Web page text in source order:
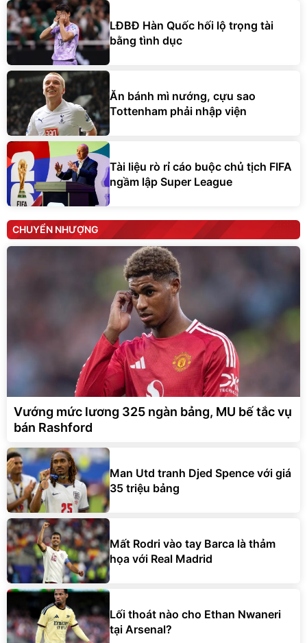
LĐBĐ Hàn Quốc hối lộ trọng tài
bằng tình dục
Ăn bánh mì nướng, cựu sao
Tottenham phải nhập viện
Tài liệu rò rỉ cáo buộc chủ tịch FIFA
ngầm lập Super League
CHUYỂN NHƯỢNG
Vướng mức lương 325 ngàn bảng, MU bế tắc vụ
bán Rashford
Man Utd tranh Djed Spence với giá
35 triệu bảng
Mất Rodri vào tay Barca là thảm
họa với Real Madrid
Lối thoát nào cho Ethan Nwaneri
tại Arsenal?